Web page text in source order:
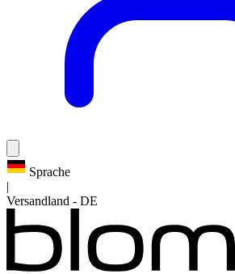
Sprache
|
Versandland - DE